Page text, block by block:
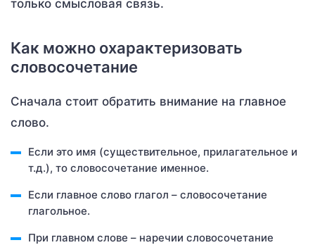
только смысловая связь.
Как можно охарактеризовать
словосочетание
Сначала стоит обратить внимание на главное
слово.
Если это имя (существительное, прилагательное и
т.д.), то словосочетание именное.
Если главное слово глагол – словосочетание
глагольное.
При главном слове – наречии словосочетание